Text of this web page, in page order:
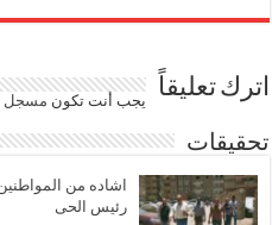
اترك تعليقاً يجب أنت تكون مسجل
تحقيقات
اشاده من
رئيس الحى